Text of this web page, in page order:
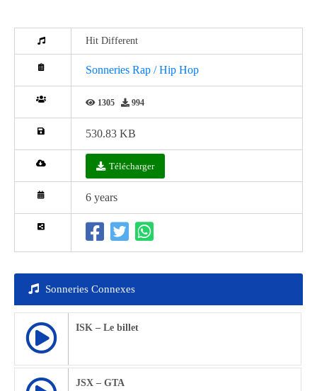
Hit Different
Sonneries Rap / Hip Hop
1305 994
530.83 KB
Télécharger
6 years
Sonneries Connexes
ISK – Le billet
JSX – GTA